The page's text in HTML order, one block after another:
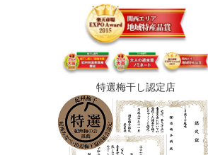
特選梅干し認定店